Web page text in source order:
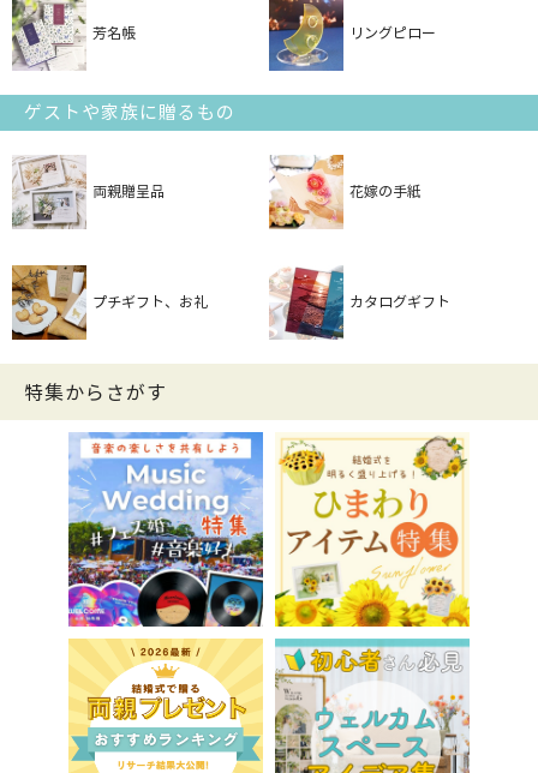
芳名帳 リングピロー
ゲストや家族に贈るもの
両親贈呈品 花嫁の手紙
プチギフト、お礼 カタログギフト
特集からさがす